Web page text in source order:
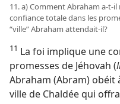
11. a) Comment Abraham a-​t-​
confiance totale dans les
“ville” Abraham attendait-​il?
11 La foi implique une
promesses de Jéhovah (
Abraham (Abram) obéit
ville de Chaldée qui